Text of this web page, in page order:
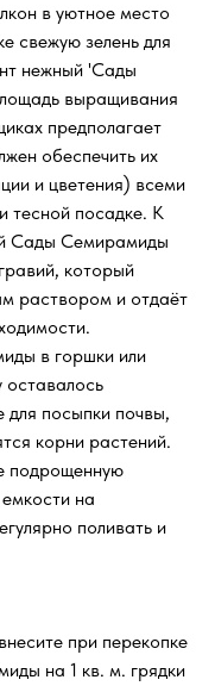
в уютное место
свежую зелень для
нежный 'Сады
выращивания
предполагает
обеспечить их
и цветения) всеми
тесной посадке. К
Сады Семирамиды
который
раствором и отдаёт
в горшки или
оставалось
посыпки почвы,
корни растений.
подрощенную
на
поливать и
при перекопке
на 1 кв. м. грядки